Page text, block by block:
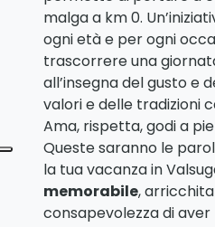
malga a km 0.
ogni età e per ogni
trascorrere una
all’insegna del gusto e
valori e delle tradizioni
Ama, rispetta, godi a
Queste saranno le
la tua vacanza in
memorabile,
consapevolezza di